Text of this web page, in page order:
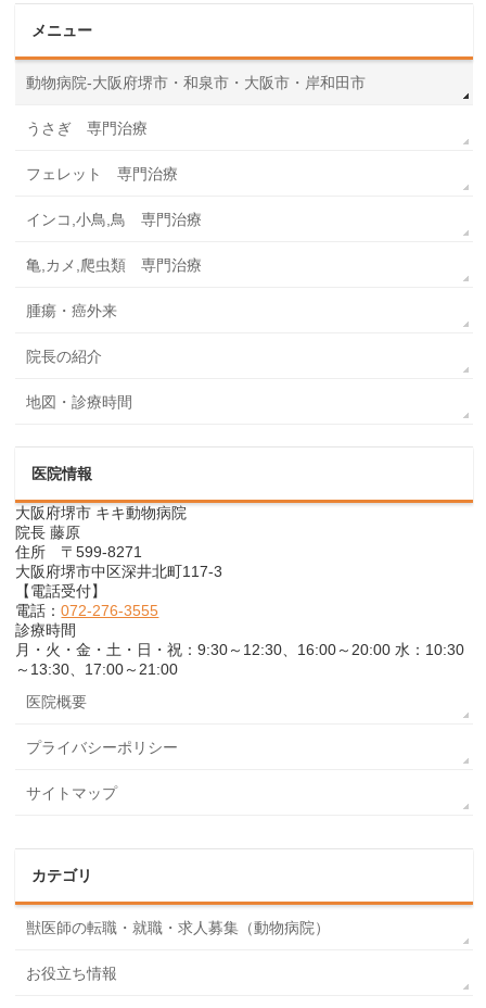
メニュー
動物病院-大阪府堺市・和泉市・大阪市・岸和田市
うさぎ 専門治療
フェレット 専門治療
インコ,小鳥,鳥 専門治療
亀,カメ,爬虫類 専門治療
腫瘍・癌外来
院長の紹介
地図・診療時間
医院情報
大阪府堺市 キキ動物病院
院長 藤原
住所 〒599-8271
大阪府堺市中区深井北町117-3
【電話受付】
電話：072-276-3555
診療時間
月・火・金・土・日・祝：9:30～12:30、16:00～20:00 水：10:30
～13:30、17:00～21:00
医院概要
プライバシーポリシー
サイトマップ
カテゴリ
獣医師の転職・就職・求人募集（動物病院）
お役立ち情報